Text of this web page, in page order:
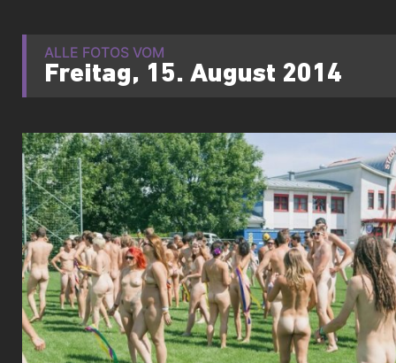
ALLE FOTOS VOM
Freitag, 15. August 2014